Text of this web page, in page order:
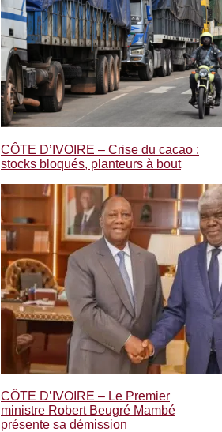
CÔTE D’IVOIRE – Crise du cacao :
stocks bloqués, planteurs à bout
CÔTE D’IVOIRE – Le Premier
ministre Robert Beugré Mambé
présente sa démission